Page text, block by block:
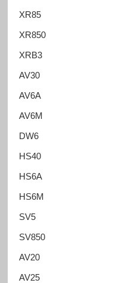
XR85
XR850
XRB3
AV30
AV6A
AV6M
DW6
HS40
HS6A
HS6M
SV5
SV850
AV20
AV25